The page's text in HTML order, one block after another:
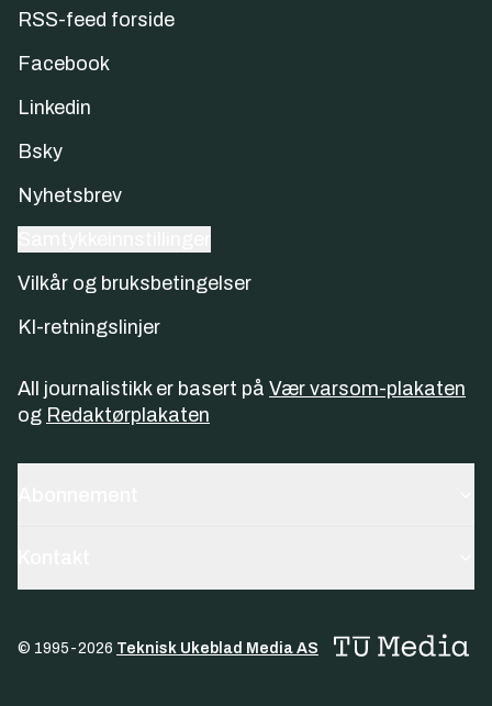
RSS-feed forside
Facebook
Linkedin
Bsky
Nyhetsbrev
Vilkår og bruksbetingelser
KI-retningslinjer
All journalistikk er basert på Vær varsom-plakaten
og Redaktørplakaten
© 1995-2026 Teknisk Ukeblad Media AS